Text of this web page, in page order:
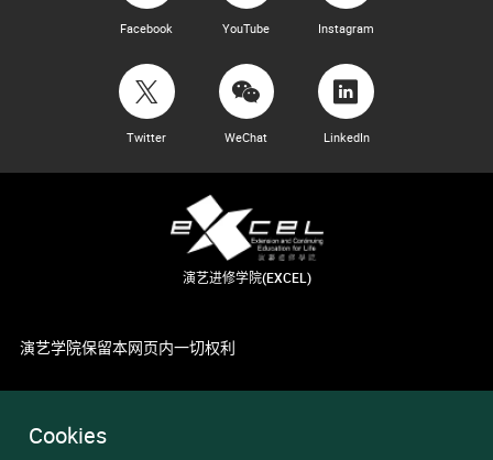
Cookies
Facebook YouTube Instagram
Twitter WeChat LinkedIn
演艺进修学院(EXCEL)
演艺学院保留本网页内一切权利